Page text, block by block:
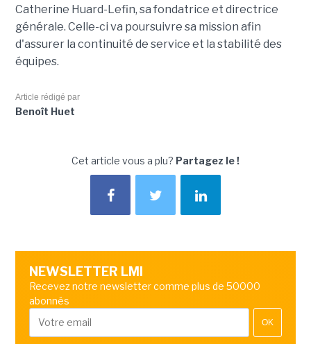
Catherine Huard-Lefin, sa fondatrice et directrice
générale. Celle-ci va poursuivre sa mission afin
d'assurer la continuité de service et la stabilité des
équipes.
Article rédigé par
Benoît Huet
Cet article vous a plu? Partagez le !
NEWSLETTER LMI
Recevez notre newsletter comme plus de 50000
abonnés
OK